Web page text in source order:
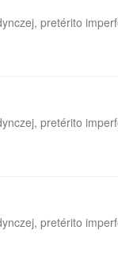
pretérito
pretérito
pretérito